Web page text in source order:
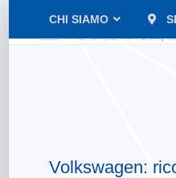
CHI SIAMO
Volkswagen: